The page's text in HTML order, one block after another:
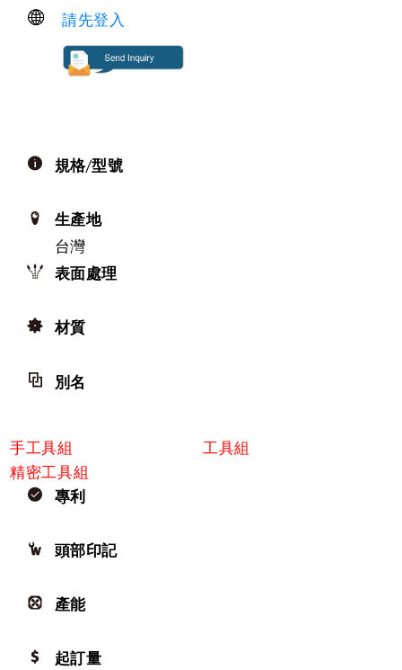
請先登入
規格/型號
生產地
台灣
表面處理
材質
別名
手工具組
工具組
精密工具組
專利
頭部印記
產能
起訂量